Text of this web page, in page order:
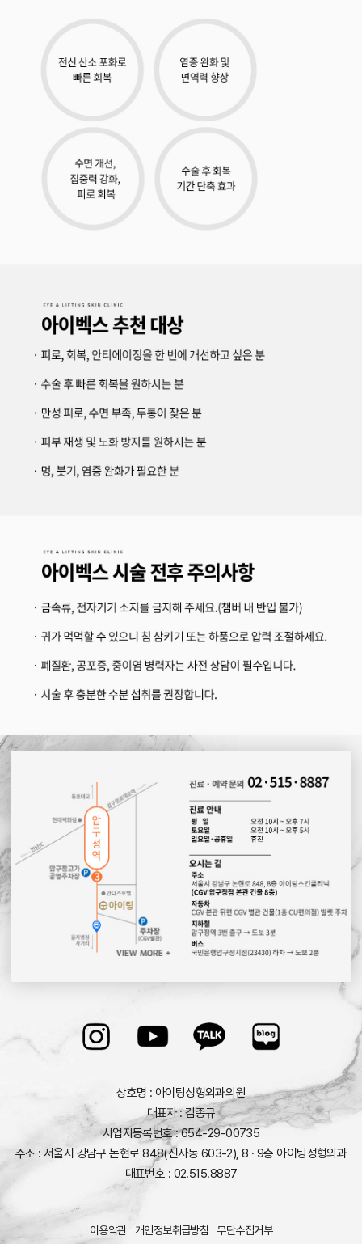
상호명 : 아이팅성형외과의원
대표자 : 김종규
사업자등록번호 : 654-29-00735
주소 : 서울시 강남구 논현로 848(신사동 603-2), 8 · 9층 아이팅성형외과
대표번호 : 02.515.8887
이용약관 개인정보취급방침 무단수집거부